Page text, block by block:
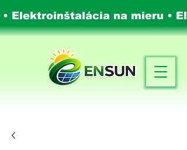
Elektroinštalácia na mieru •